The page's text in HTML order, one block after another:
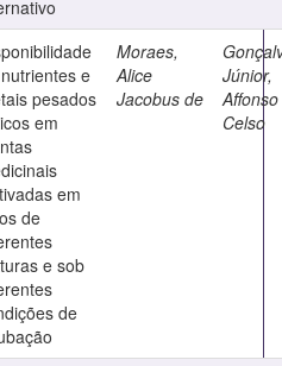
e
pesados
em
em
de
e sob
de
Moraes,
Alice
Jacobus de
Júnior,
Affonso
Celso